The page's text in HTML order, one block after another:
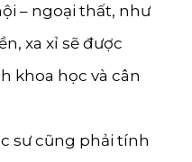
– ngoại thất, như
xa xỉ sẽ được
khoa học và cân
sư cũng phải tính